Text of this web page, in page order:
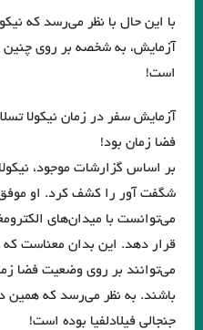
خوانش سبک شناختی امیر ارسلان
عطار
میشل
اسحاقیان
با این حال با نظر می‌رسد که
آزمایش، به شخصه بر روی چنین
است!
آزمایش سفر در زمان نیکولا
فضا زمان بود!
شگفت آور را کشف کرد. او
می‌توانست با میدان‌های
قرار دهد. این بدان معناست که
می‌توانند بر روی وضعیت فضا
باشند. به نظر می‌رسد که همین
جنجالی فیلادلفیا بوده است!